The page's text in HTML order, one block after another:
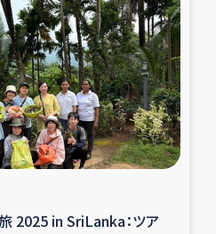
援隊の活動
援・農業復興支援
復興支援
ボランティア日誌
2025 in SriLanka：ツア